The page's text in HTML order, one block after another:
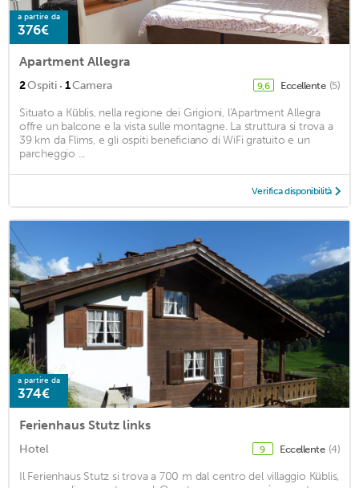
a partire da
376€
Apartment Allegra
2Ospiti · 1Camera 9,6 Eccellente (5)
Situato a Küblis, nella regione dei Grigioni, l'Apartment Allegra
offre un balcone e la vista sulle montagne. La struttura si trova a
39 km da Flims, e gli ospiti beneficiano di WiFi gratuito e un
parcheggio ...
Verifica disponibilità
a partire da
374€
Ferienhaus Stutz links
Hotel 9 Eccellente (4)
Il Ferienhaus Stutz si trova a 700 m dal centro del villaggio Küblis,